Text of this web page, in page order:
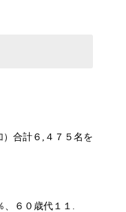
合計６,４７５名を
、６０歳代１１.